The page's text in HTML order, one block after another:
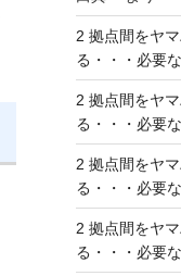
2 拠点間をヤ
る・・・必要
2 拠点間をヤ
る・・・必要
2 拠点間をヤ
る・・・必要
2 拠点間をヤ
る・・・必要